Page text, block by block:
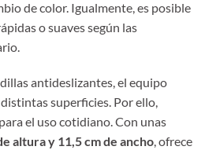
de color. Igualmente, es posible
o suaves según las
antideslizantes, el equipo
superficies. Por ello,
el uso cotidiano. Con unas
altura y 11,5 cm de ancho, ofrece